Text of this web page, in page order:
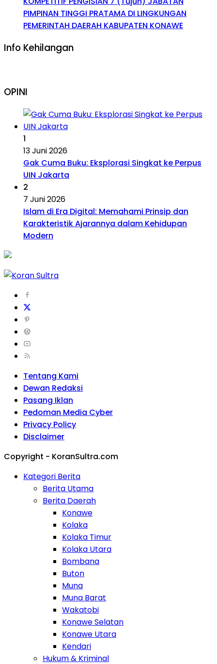
PIMPINAN TINGGI PRATAMA DI LINGKUNGAN
PEMERINTAH DAERAH KABUPATEN KONAWE
Info Kehilangan
OPINI
1
13 Juni 2026
Gak Cuma Buku: Eksplorasi Singkat ke Perpus
UIN Jakarta
2
7 Juni 2026
Islam di Era Digital: Memahami Prinsip dan
Karakteristik Ajarannya dalam Kehidupan
Modern
Tentang Kami
Dewan Redaksi
Pasang Iklan
Pedoman Media Cyber
Privacy Policy
Disclaimer
Copyright - KoranSultra.com
Kategori Berita
Berita Utama
Berita Daerah
Konawe
Kolaka
Kolaka Timur
Kolaka Utara
Bombana
Buton
Muna
Muna Barat
Wakatobi
Konawe Selatan
Konawe Utara
Kendari
Hukum & Kriminal